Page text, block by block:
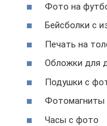
Фото на
Бейсболки с
Печать на
Обложки для
Подушки с
Фотомагниты
Часы с фото